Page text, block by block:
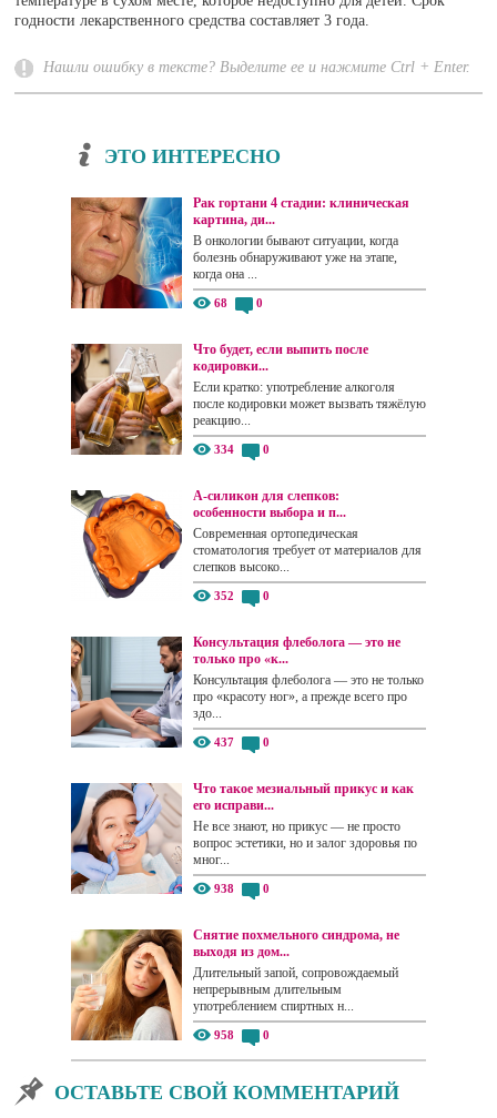
годности лекарственного средства составляет 3 года.
Нашли ошибку в тексте? Выделите ее и нажмите Ctrl + Enter.
ЭТО ИНТЕРЕСНО
Рак гортани 4 стадии: клиническая
картина, ди...
В онкологии бывают ситуации, когда
болезнь обнаруживают уже на этапе,
когда она ...
68 0
Что будет, если выпить после
кодировки...
Если кратко: употребление алкоголя
после кодировки может вызвать тяжёлую
реакцию...
334 0
А-силикон для слепков:
особенности выбора и п...
Современная ортопедическая
стоматология требует от материалов для
слепков высоко...
352 0
Консультация флеболога — это не
только про «к...
Консультация флеболога — это не только
про «красоту ног», а прежде всего про
здо...
437 0
Что такое мезиальный прикус и как
его исправи...
Не все знают, но прикус — не просто
вопрос эстетики, но и залог здоровья по
мног...
938 0
Снятие похмельного синдрома, не
выходя из дом...
Длительный запой, сопровождаемый
непрерывным длительным
употреблением спиртных н...
958 0
ОСТАВЬТЕ СВОЙ КОММЕНТАРИЙ